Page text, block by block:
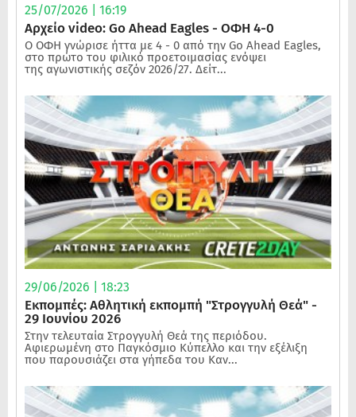
25/07/2026 | 16:19
Αρχείο video: Go Ahead Eagles - ΟΦΗ 4-0
Ο ΟΦΗ γνώρισε ήττα με 4 - 0 από την Go Ahead Eagles,
στο πρώτο του φιλικό προετοιμασίας ενόψει
της αγωνιστικής σεζόν 2026/27. Δείτ...
29/06/2026 | 18:23
Εκπομπές: Αθλητική εκπομπή "Στρογγυλή Θεά" -
29 Ιουνίου 2026
Στην τελευταία Στρογγυλή Θεά της περιόδου.
Αφιερωμένη στο Παγκόσμιο Κύπελλο και την εξέλιξη
που παρουσιάζει στα γήπεδα του Καν...